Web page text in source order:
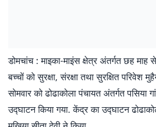
डोमचांच : माइका-माइंस क्षेत्र अंतर्गत छह माह
बच्चों को सुरक्षा, संरक्षा तथा सुरक्षित परिवेश
सोमवार को ढोढाकोला पंचायत अंतर्गत पसिया
उद्घाटन किया गया. केंद्र का उद्घाटन